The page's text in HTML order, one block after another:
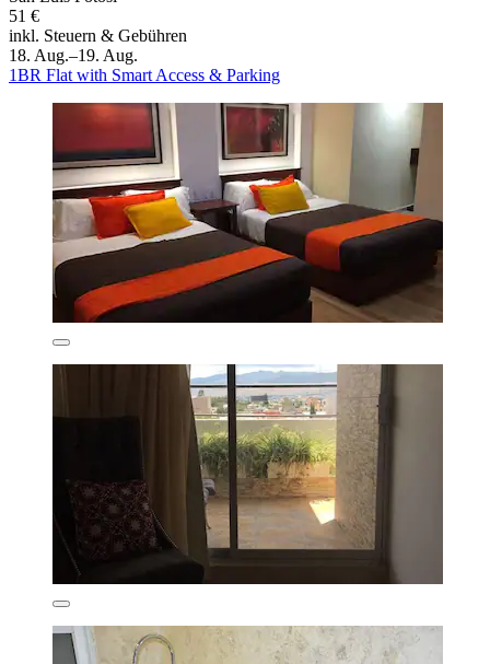
51 €
inkl. Steuern & Gebühren
18. Aug.–19. Aug.
1BR Flat with Smart Access & Parking